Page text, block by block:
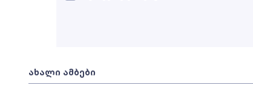
ახალი ამბები